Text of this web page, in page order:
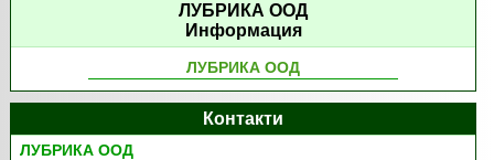
ЛУБРИКА ООД
Информация
ЛУБРИКА ООД
Контакти
ЛУБРИКА ООД